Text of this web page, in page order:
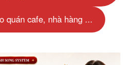
quán cafe, nhà hàng ...